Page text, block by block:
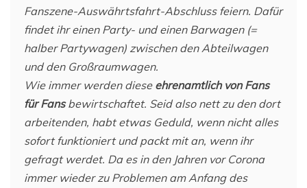
Fanszene-Auswährtsfahrt-Abschluss feiern. Dafür
findet ihr einen Party- und einen Barwagen (=
halber Partywagen) zwischen den Abteilwagen
und den Großraumwagen.
Wie immer werden diese ehrenamtlich von Fans
für Fansbewirtschaftet. Seid also nett zu den dort
arbeitenden, habt etwas Geduld, wenn nicht alles
sofort funktioniert und packt mit an, wenn ihr
gefragt werdet. Da es in den Jahren vor Corona
immer wieder zu Problemen am Anfang des